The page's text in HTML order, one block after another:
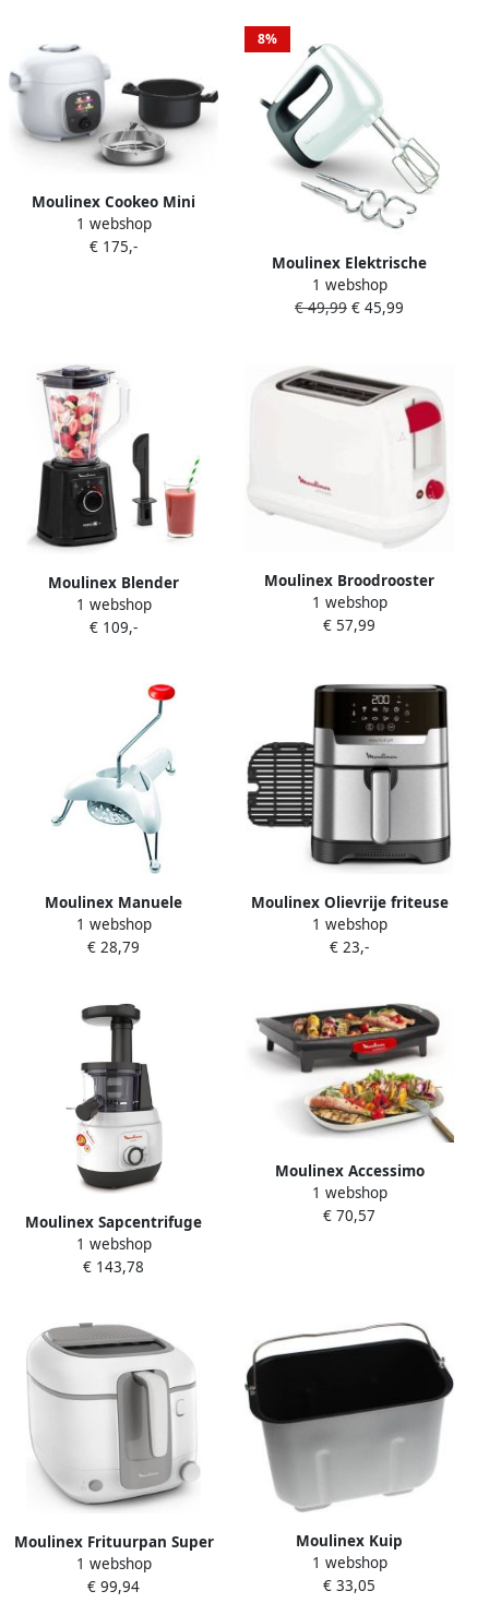
thee-ei Morning BY2M1310
Moulinex Cookeo Mini
hogedruk slimme
multicooker 3 l 150
1 webshop
€ 175,-
8%
Moulinex Elektrische
keukenmixer 500W Turbo-
instelling 5 snelheden 2
1 webshop
€ 49,99 € 45,99
Moulinex Blender
Lichtgewicht onbreekbare
kom 2 L
PerfectMix + LM88A810
1 webshop
€ 109,-
Moulinex Broodrooster
LT160111 Wit 850 W
1 webshop
€ 57,99
Moulinex Manuele
Groentehakker Plastic
1 webshop
€ 28,79
Moulinex Olievrije friteuse
+ grill 4 2 L Regelbare
temperatuur 8
EZ505D10
1 webshop
€ 23,-
Moulinex Sapcentrifuge
Koude persing Optimale
extractie 1 snelheid
1 webshop
€ 143,78
Moulinex Accessimo
Plancha CB560811 1800 W
Zwart
1 webshop
€ 70,57
Moulinex Frituurpan Super
Uno AM310010 | Friteuses |
Keuken&Koken
1 webshop
€ 99,94
Moulinex Kuip
Broodbakapparaat
Ss189743
1 webshop
€ 33,05